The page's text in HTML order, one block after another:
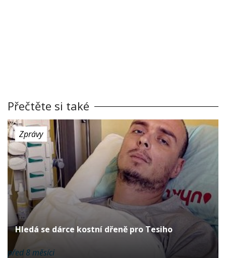
Přečtěte si také
Zprávy
Hledá se dárce kostní dřeně pro Tesiho
před 8 měsíci